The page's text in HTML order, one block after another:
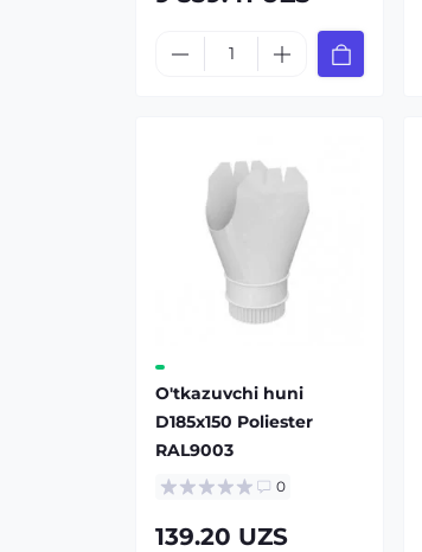
O'tkazuvchi huni
D185х150 Poliester
RAL9003
0
139.20 UZS